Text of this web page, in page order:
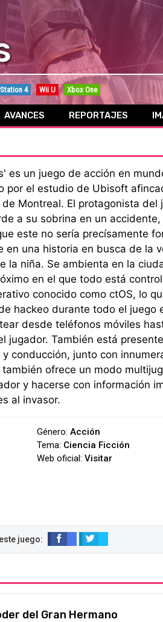
4 Wii U Xbox One
AVANCES REPORTAJES
es un juego de acción en
por el estudio de Ubisoft
Montreal. El protagonista del
a su sobrina en un
este no sería precísamente
en una historia en busca de la
la niña. Se ambienta en la
en el que todo está
conocido como ctOS, lo
hackeo durante todo el juego
desde teléfonos móviles
jugador. También está
conducción, junto con
ofrece un modo
y hacerse con información
al invasor.
Género:Acción
Tema: Ciencia Ficción
Web oficial:Visitar
del Gran Hermano